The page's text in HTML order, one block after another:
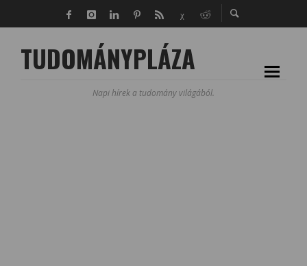
TUDOMÁNYPLÁZA
Napi hírek a tudomány világából.